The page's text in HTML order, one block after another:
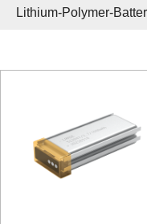
Lithium-Polymer-